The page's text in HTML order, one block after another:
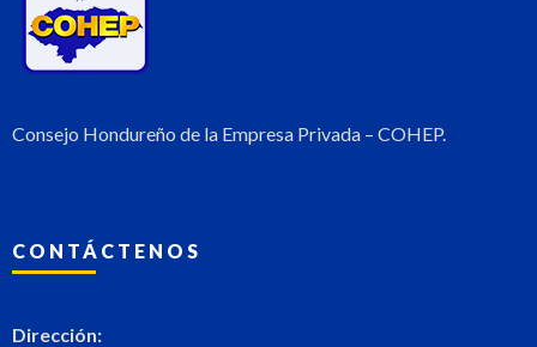
Consejo Hondureño de la Empresa Privada – COHEP.
CONTÁCTENOS
Dirección: